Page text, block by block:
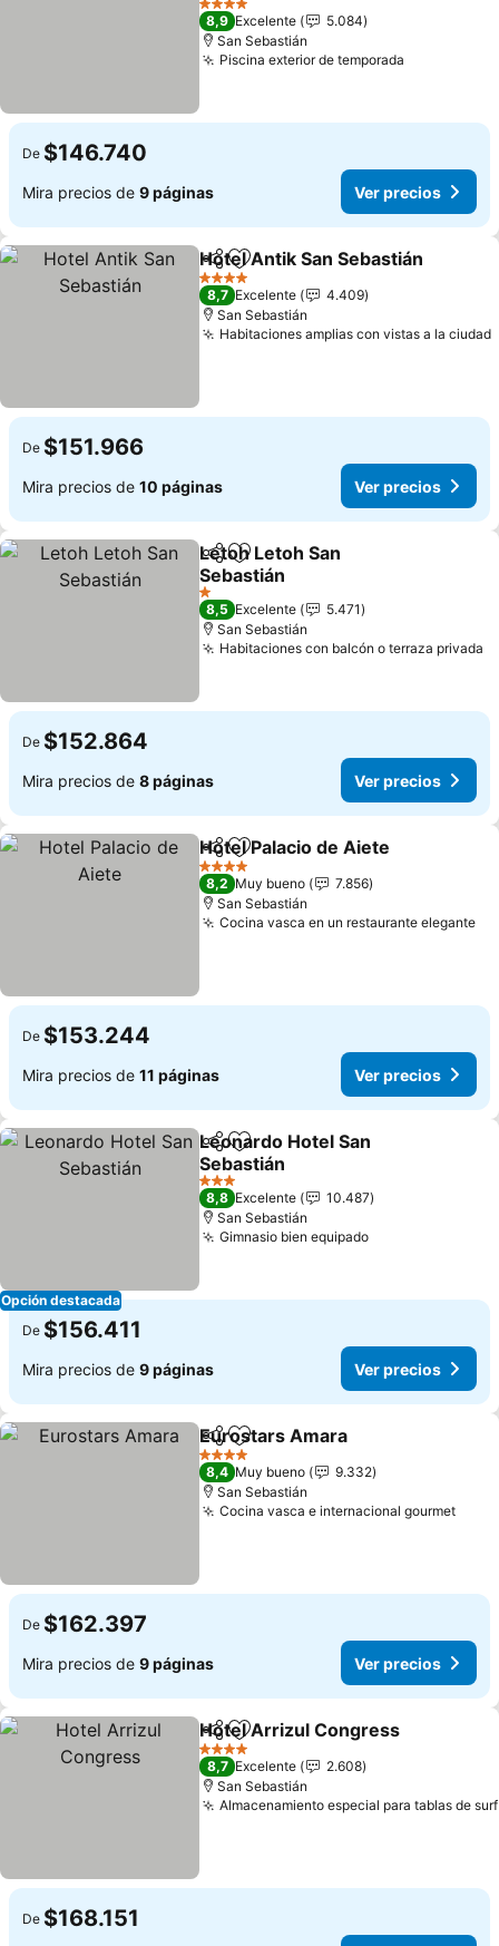
Ver precios
4 Estrellas
8,9 Excelente
5.084
San Sebastián
Piscina exterior de temporada
De $146.740
Mira precios de 9 páginas Ver precios
CompartirAgregar a favoritos
Hotel Antik San Sebastián
4 Estrellas
8,7 Excelente
4.409
San Sebastián
Habitaciones amplias con vistas a la ciudad
De $151.966
Mira precios de 10 páginas Ver precios
CompartirAgregar a favoritos
Letoh Letoh San
Sebastián
Ver precios
1 Estrellas
8,5 Excelente
5.471
San Sebastián
Habitaciones con balcón o terraza privada
De $152.864
Mira precios de 8 páginas Ver precios
CompartirAgregar a favoritos
Hotel Palacio de Aiete
4 Estrellas
8,2 Muy bueno
7.856
San Sebastián
Cocina vasca en un restaurante elegante
De $153.244
Mira precios de 11 páginas Ver precios
Opción destacada
CompartirAgregar a favoritos
Leonardo Hotel San
Sebastián
Ver precios
3 Estrellas
8,8 Excelente
10.487
San Sebastián
Gimnasio bien equipadoVer precios
De $156.411
Mira precios de 9 páginas Ver precios
CompartirAgregar a favoritos
Eurostars Amara
4 Estrellas
8,4 Muy bueno
9.332
San Sebastián
Cocina vasca e internacional gourmetVer
De $162.397
Mira precios de 9 páginas Ver precios
CompartirAgregar a favoritos
Hotel Arrizul Congress
4 Estrellas
8,7 Excelente
2.608
San Sebastián
Almacenamiento especial para tablas de surf
De $168.151